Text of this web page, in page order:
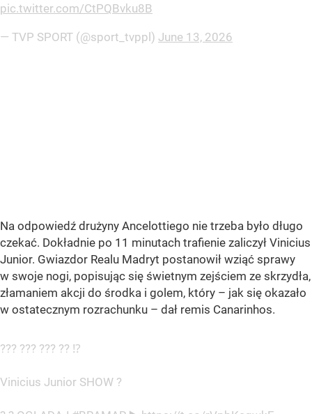
pic.twitter.com/CtPQBvku8B
— TVP SPORT (@sport_tvppl) June 13, 2026
Na odpowiedź drużyny Ancelottiego nie trzeba było długo
czekać. Dokładnie po 11 minutach trafienie zaliczył Vinicius
Junior. Gwiazdor Realu Madryt postanowił wziąć sprawy
w swoje nogi, popisując się świetnym zejściem ze skrzydła,
złamaniem akcji do środka i golem, który – jak się okazało
w ostatecznym rozrachunku – dał remis Canarinhos.
??? ??? ??? ?? ⁉️
Vinicius Junior SHOW ?